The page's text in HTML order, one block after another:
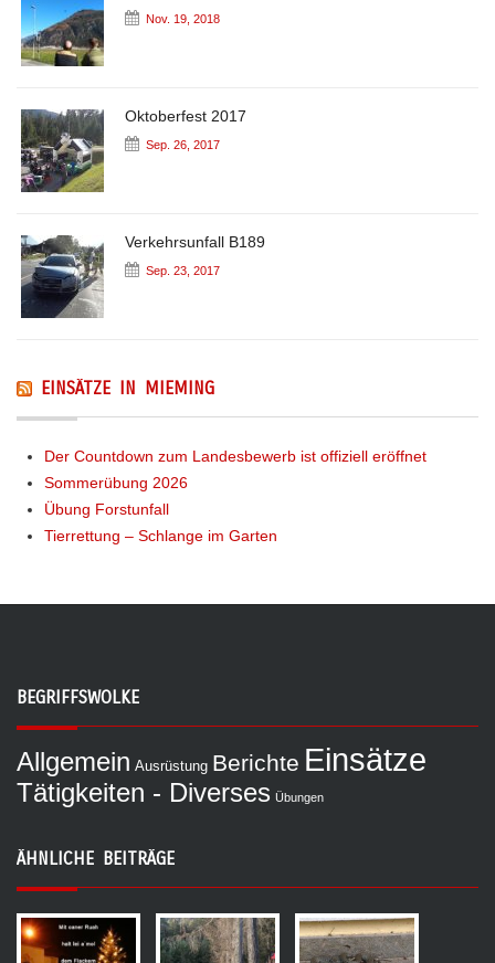
Nov. 19, 2018
Oktoberfest 2017
Sep. 26, 2017
Verkehrsunfall B189
Sep. 23, 2017
EINSÄTZE IN MIEMING
Der Countdown zum Landesbewerb ist offiziell eröffnet
Sommerübung 2026
Übung Forstunfall
Tierrettung – Schlange im Garten
BEGRIFFSWOLKE
Allgemein Ausrüstung Berichte Einsätze
Tätigkeiten - Diverses Übungen
ÄHNLICHE BEITRÄGE